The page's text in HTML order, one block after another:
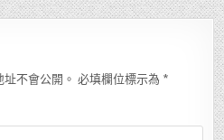
不會公開。 必填欄位標示為 *